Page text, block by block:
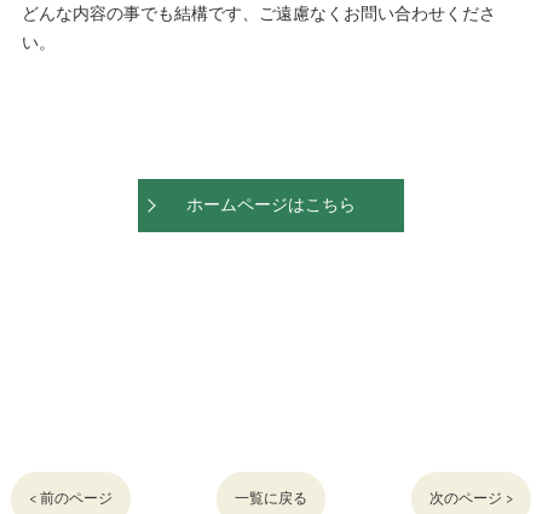
どんな内容の事でも結構です、ご遠慮なくお問い合わせくださ
い。
ホームページはこちら
< 前のページ 一覧に戻る 次のページ >